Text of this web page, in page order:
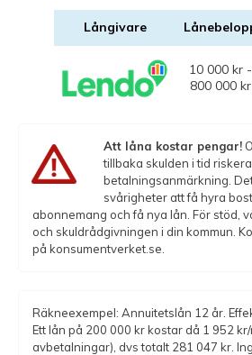
Långivare
10 000 kr -
800 000 kr
Att låna kostar pengar!
tillbaka skulden i tid
betalningsanmärkning.
svårigheter att få hyra
abonnemang och få nya lån. För stöd,
och skuldrådgivningen i din kommun.
på konsumentverket.se.
Räkneexempel: Annuitetslån 12 år.
Ett lån på 200 000 kr kostar då 1 952
avbetalningar), dvs totalt 281 047 kr.